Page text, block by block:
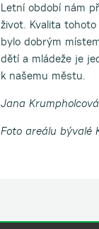
Letní období nám
život. Kvalita
bylo dobrým
dětí a mládeže je
k našemu městu.
Jana
Foto areálu bývalé